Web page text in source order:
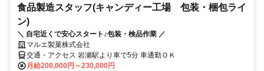
食品製造スタッフ(キャンディー工場 包装・梱包ライ
ン)
＼ 自宅近くで安心スタート♪包装・検品作業 ／
マルエ製菓株式会社
交通・アクセス 岩瀬駅より車で5分 車通勤ＯＫ
月給200,000円～230,000円